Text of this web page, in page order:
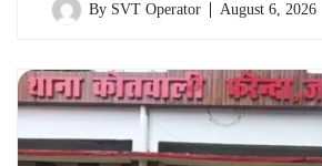
By SVT Operator August 6, 2026